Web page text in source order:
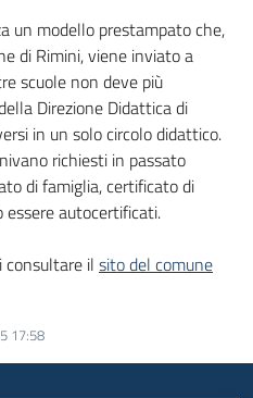
un modello prestampato che,
di Rimini, viene inviato a
scuole non deve più
Direzione Didattica di
in un solo circolo didattico.
richiesti in passato
di famiglia, certificato di
essere autocertificati.
consultare il sito del comune
17:58